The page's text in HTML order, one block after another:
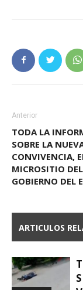
Anterior
TODA LA
SOBRE LA
CONVIVENCIA,
MICROSITIO DEL
GOBIERNO DEL
ARTICULOS